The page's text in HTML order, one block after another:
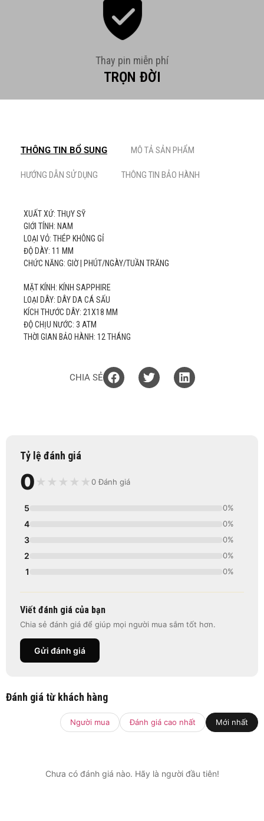
Thay pin miễn phí
TRỌN ĐỜI
THÔNG TIN BỔ SUNG MÔ TẢ SẢN PHẨM
HƯỚNG DẪN SỬ DỤNG THÔNG TIN BẢO HÀNH
XUẤT XỨ: THỤY SỸ
GIỚI TÍNH: NAM
LOẠI VỎ: THÉP KHÔNG GỈ
ĐỘ DÀY: 11 MM
CHỨC NĂNG: GIỜ | PHÚT/NGÀY/TUẦN TRĂNG
MẶT KÍNH: KÍNH SAPPHIRE
LOẠI DÂY: DÂY DA CÁ SẤU
KÍCH THƯỚC DÂY: 21X18 MM
ĐỘ CHỊU NƯỚC: 3 ATM
THỜI GIAN BẢO HÀNH: 12 THÁNG
CHIA SẺ
Tỷ lệ đánh giá
0 ★ ★ ★ ★ ★0 Đánh giá
5 0%
4 0%
3 0%
2 0%
1 0%
Viết đánh giá của bạn
Chia sẻ đánh giá để giúp mọi người mua sắm tốt hơn.
Gửi đánh giá
Đánh giá từ khách hàng
Người mua Đánh giá cao nhất Mới nhất
Chưa có đánh giá nào. Hãy là người đầu tiên!